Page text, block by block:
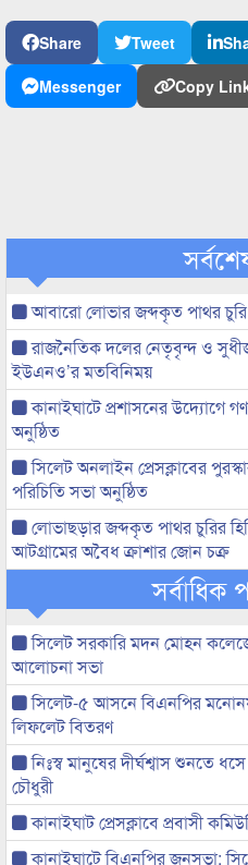
Share Tweet
Messenger
Copy
আবারো লোভার জব্দকৃত পাথর চুরি
রাজনৈতিক দলের নেতৃবৃন্দ ও
ইউএনও’র মতবিনিময়
কানাইঘাটে প্রশাসনের উদ্যোগে
অনুষ্ঠিত
সিলেট অনলাইন প্রেসক্লাবের
পরিচিতি সভা অনুষ্ঠিত
লোভাছড়ার জব্দকৃত পাথর চুরির
আটগ্রামের অবৈধ ক্রাশার জোন চক্র
সর্বাধিক
সিলেট সরকারি মদন মোহন
আলোচনা সভা
সিলেট-৫ আসনে বিএনপির
লিফলেট বিতরণ
নিঃস্ব মানুষের দীর্ঘশ্বাস শুনতে
চৌধুরী
কানাইঘাট প্রেসক্লাবে প্রবাসী
কানাইঘাটে বিএনপির জনসভা: